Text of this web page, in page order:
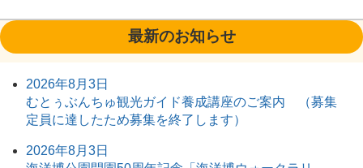
最新のお知らせ
2026年8月3日
むとぅぶんちゅ観光ガイド養成講座のご案内 （募集
定員に達したため募集を終了します）
2026年8月3日